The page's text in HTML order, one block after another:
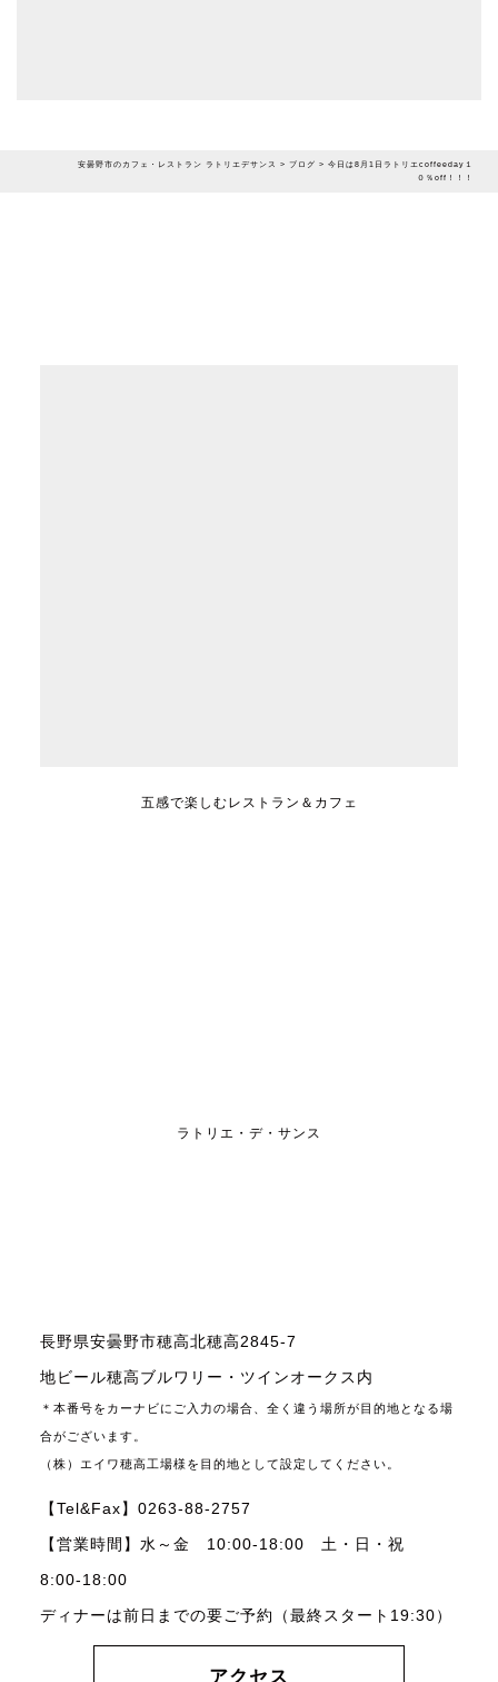
安曇野市のカフェ・レストラン ラトリエデサンス > ブログ > 今日は8月1日ラトリエcoffeeday１
０％off！！！
五感で楽しむレストラン＆カフェ
ラトリエ・デ・サンス
長野県安曇野市穂高北穂高2845-7
地ビール穂高ブルワリー・ツインオークス内
＊本番号をカーナビにご入力の場合、全く違う場所が目的地となる場
合がございます。
（株）エイワ穂高工場様を目的地として設定してください。
【Tel&Fax】0263-88-2757
【営業時間】水～金 10:00-18:00 土・日・祝
8:00-18:00
ディナーは前日までの要ご予約（最終スタート19:30）
アクセス